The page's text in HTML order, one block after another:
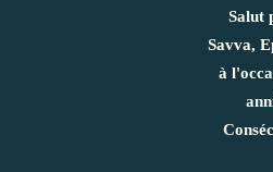
Salut
Savva,
à